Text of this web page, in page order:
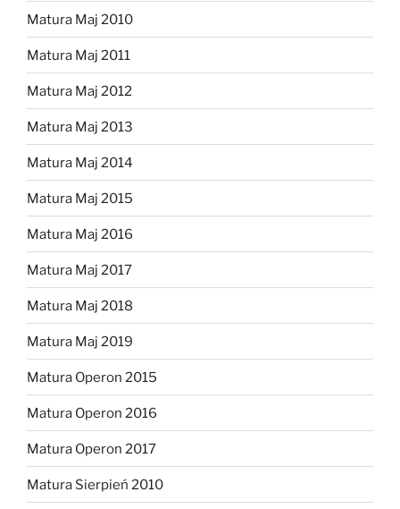
Matura Maj 2010
Matura Maj 2011
Matura Maj 2012
Matura Maj 2013
Matura Maj 2014
Matura Maj 2015
Matura Maj 2016
Matura Maj 2017
Matura Maj 2018
Matura Maj 2019
Matura Operon 2015
Matura Operon 2016
Matura Operon 2017
Matura Sierpień 2010